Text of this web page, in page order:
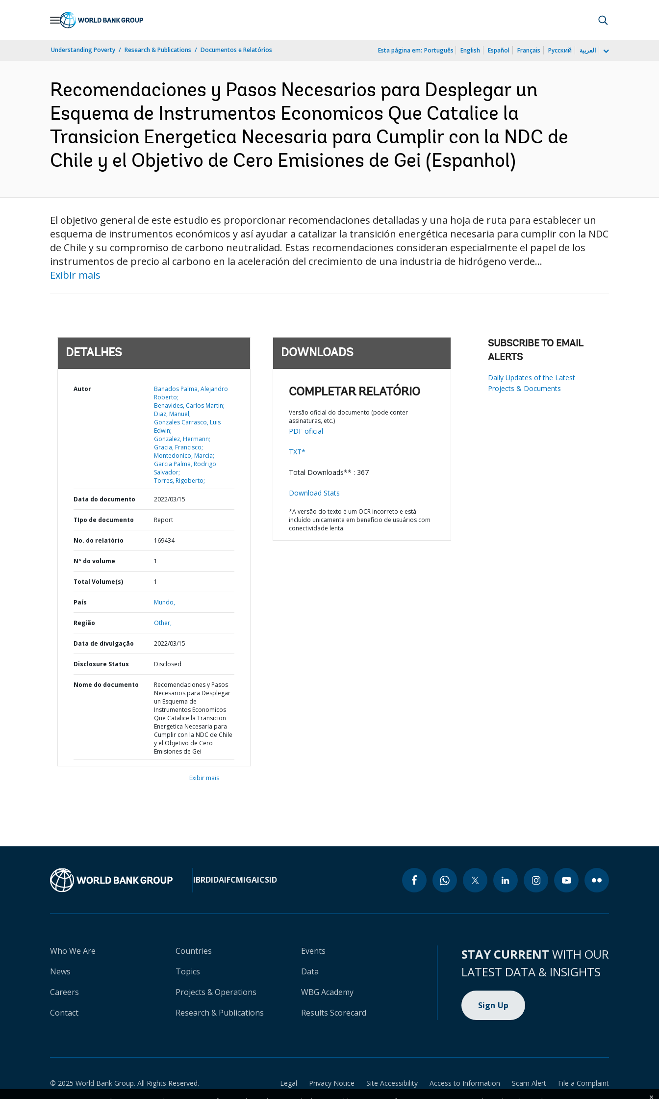
Understanding Poverty Research & Publications Documentos e Relatórios Esta página em: Português English Español Français Русский العربية
Recomendaciones y Pasos Necesarios para Desplegar un
Esquema de Instrumentos Economicos Que Catalice la
Transicion Energetica Necesaria para Cumplir con la NDC de
Chile y el Objetivo de Cero Emisiones de Gei (Espanhol)
El objetivo general de este estudio es proporcionar recomendaciones detalladas y una hoja de ruta para establecer un
esquema de instrumentos económicos y así ayudar a catalizar la transición energética necesaria para cumplir con la NDC
de Chile y su compromiso de carbono neutralidad. Estas recomendaciones consideran especialmente el papel de los
instrumentos de precio al carbono en la aceleración del crecimiento de una industria de hidrógeno verde...
Exibir mais
DETALHES
Autor
Banados Palma, Alejandro
Roberto;
Benavides, Carlos Martin;
Diaz, Manuel;
Gonzales Carrasco, Luis
Edwin;
Gonzalez, Hermann;
Gracia, Francisco;
Montedonico, Marcia;
Garcia Palma, Rodrigo
Salvador;
Torres, Rigoberto;
Data do documento 2022/03/15
TIpo de documento Report
No. do relatório 169434
Nº do volume 1
Total Volume(s) 1
País Mundo,
Região Other,
Data de divulgação 2022/03/15
Disclosure Status Disclosed
Nome do documento
Recomendaciones y Pasos
Necesarios para Desplegar
un Esquema de
Instrumentos Economicos
Que Catalice la Transicion
Energetica Necesaria para
Cumplir con la NDC de Chile
y el Objetivo de Cero
Emisiones de Gei
Exibir mais
DOWNLOADS
COMPLETAR RELATÓRIO
Versão oficial do documento (pode conter
assinaturas, etc.)
PDF oficial
TXT*
Total Downloads** : 367
Download Stats
*A versão do texto é um OCR incorreto e está
incluído unicamente em benefício de usuários com
conectividade lenta.
SUBSCRIBE TO EMAIL
ALERTS
Daily Updates of the Latest
Projects & Documents
IBRDIDAIFCMIGAICSID
Who We Are
News
Careers
Contact
Countries
Topics
Projects & Operations
Research & Publications
Events
Data
WBG Academy
Results Scorecard
STAY CURRENT WITH OUR
LATEST DATA & INSIGHTS
Sign Up
© 2025 World Bank Group. All Rights Reserved. Legal Privacy Notice Site Accessibility Access to Information Scam Alert
File a Complaint